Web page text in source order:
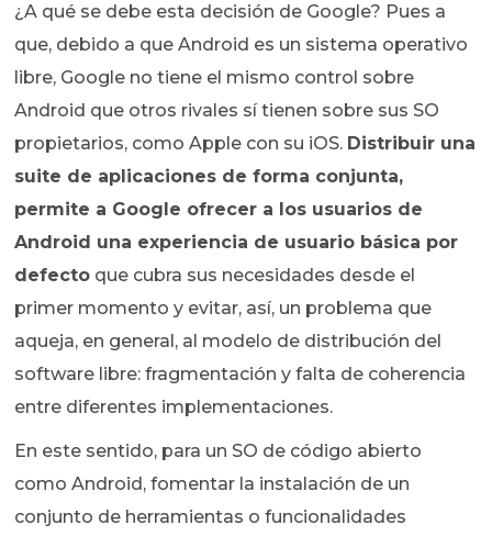
¿A qué se debe esta decisión de Google? Pues a
que, debido a que Android es un sistema operativo
libre, Google no tiene el mismo control sobre
Android que otros rivales sí tienen sobre sus SO
propietarios, como Apple con su iOS. Distribuir una
suite de aplicaciones de forma conjunta,
permite a Google ofrecer a los usuarios de
Android una experiencia de usuario básica por
defecto que cubra sus necesidades desde el
primer momento y evitar, así, un problema que
aqueja, en general, al modelo de distribución del
software libre: fragmentación y falta de coherencia
entre diferentes implementaciones.
En este sentido, para un SO de código abierto
como Android, fomentar la instalación de un
conjunto de herramientas o funcionalidades